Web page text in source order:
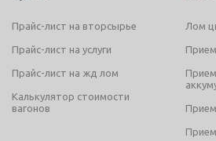
Прайс-лист на вторсырье
Прайс-лист на услуги
Прайс-лист на жд лом
Калькулятор стоимости
вагонов
Лом